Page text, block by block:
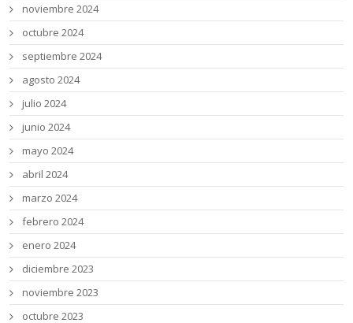
noviembre 2024
octubre 2024
septiembre 2024
agosto 2024
julio 2024
junio 2024
mayo 2024
abril 2024
marzo 2024
febrero 2024
enero 2024
diciembre 2023
noviembre 2023
octubre 2023